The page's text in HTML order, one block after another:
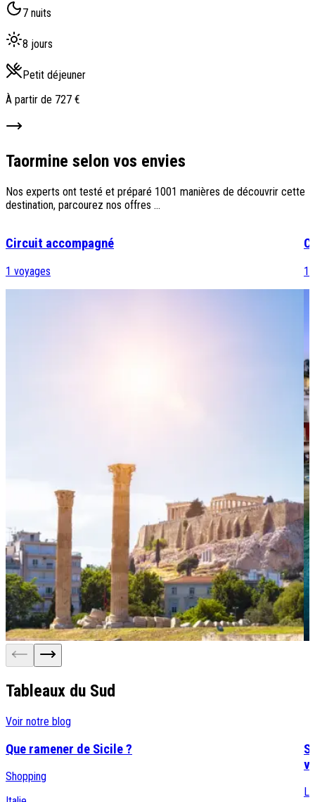
7 nuits
8 jours
Petit déjeuner
À partir de 727 €
Taormine selon vos envies
Nos experts ont testé et préparé 1001 manières de découvrir cette
destination, parcourez nos offres ...
Circuit accompagné
1 voyages 1
Tableaux du Sud
Voir notre blog
Que ramener de Sicile ?
Shopping